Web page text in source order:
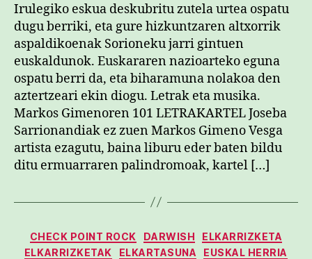
Irulegiko eskua deskubritu zutela urtea ospatu
dugu berriki, eta gure hizkuntzaren altxorrik
aspaldikoenak Sorioneku jarri gintuen
euskaldunok. Euskararen nazioarteko eguna
ospatu berri da, eta biharamuna nolakoa den
aztertzeari ekin diogu. Letrak eta musika.
Markos Gimenoren 101 LETRAKARTEL Joseba
Sarrionandiak ez zuen Markos Gimeno Vesga
artista ezagutu, baina liburu eder baten bildu
ditu ermuarraren palindromoak, kartel […]
Kategoriak
CHECK POINT ROCK DARWISH
ELKARRIZKETA
ELKARRIZKETAK
ELKARTASUNA
EUSKAL HERRIA